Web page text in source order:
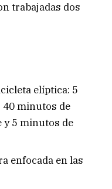
trabajadas dos
elíptica: 5
minutos de
5 minutos de
enfocada en las